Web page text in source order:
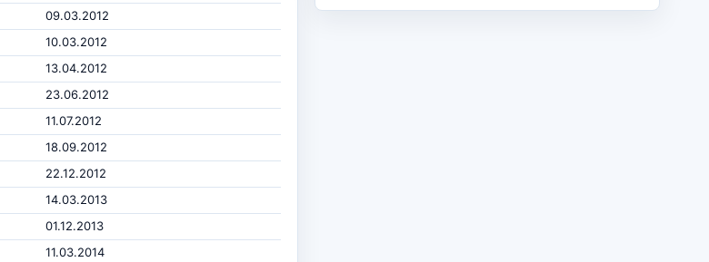
09.03.2012
10.03.2012
13.04.2012
23.06.2012
11.07.2012
18.09.2012
22.12.2012
14.03.2013
01.12.2013
11.03.2014